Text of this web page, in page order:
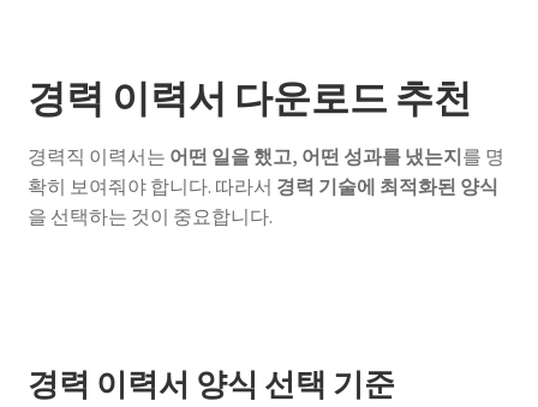
경력 이력서 다운로드 추천
경력직 이력서는 어떤 일을 했고, 어떤 성과를 냈는지를 명
확히 보여줘야 합니다. 따라서 경력 기술에 최적화된 양식
을 선택하는 것이 중요합니다.
경력 이력서 양식 선택 기준